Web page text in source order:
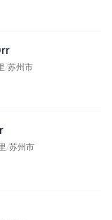
/苏州市
/苏州市